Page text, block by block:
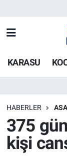
KARASU
HABERLER
375
kişi